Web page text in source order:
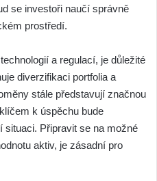
se investoři naučí správně
prostředí.
a regulací, je důležité
diverzifikaci portfolia a
stále představují značnou
k úspěchu bude
situaci. Připravit se na možné
aktiv, je zásadní pro